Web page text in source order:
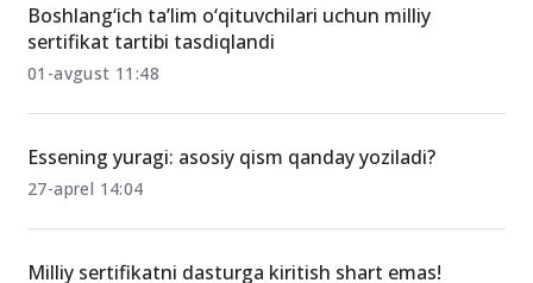
04-avgust 23:05
sertifikat tartibi tasdiqlandi
01-avgust 11:48
Essening yuragi: asosiy qism qanday yoziladi?
27-aprel 14:04